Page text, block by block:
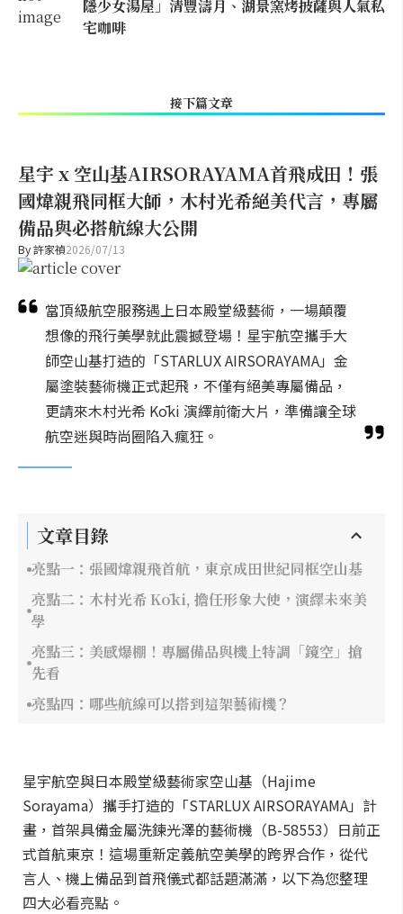
隱少女湯屋」清豐濤月、湖景窯烤披薩與人氣私
宅咖啡
接下篇文章
星宇 x 空山基AIRSORAYAMA首飛成田！張
國煒親飛同框大師，木村光希絕美代言，專屬
備品與必搭航線大公開
By許家禎2026/07/13
當頂級航空服務遇上日本殿堂級藝術，一場顛覆
想像的飛行美學就此震撼登場！星宇航空攜手大
師空山基打造的「STARLUX AIRSORAYAMA」金
屬塗裝藝術機正式起飛，不僅有絕美專屬備品，
更請來木村光希 Kōki 演繹前衛大片，準備讓全球
航空迷與時尚圈陷入瘋狂。
文章目錄
亮點一：張國煒親飛首航，東京成田世紀同框空山基
亮點二：木村光希 Kōki, 擔任形象大使，演繹未來美
學
亮點三：美感爆棚！專屬備品與機上特調「鏡空」搶
先看
亮點四：哪些航線可以搭到這架藝術機？
星宇航空與日本殿堂級藝術家空山基（Hajime
Sorayama）攜手打造的「STARLUX AIRSORAYAMA」計
畫，首架具備金屬洗鍊光澤的藝術機（B-58553）日前正
式首航東京！這場重新定義航空美學的跨界合作，從代
言人、機上備品到首飛儀式都話題滿滿，以下為您整理
四大必看亮點。